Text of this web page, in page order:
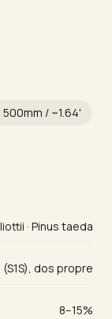
/ ~1.64'
· Pinus taeda
dos propre
8–15%